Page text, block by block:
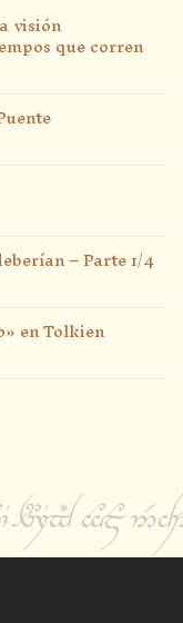
visión
que corren
– Parte 1/4
en Tolkien